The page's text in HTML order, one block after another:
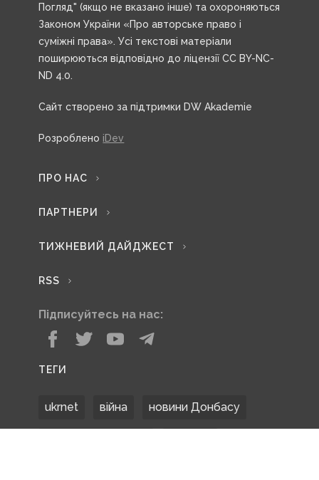
Погляд" (якщо не вказано інше) та охороняються
Законом України «Про авторське право і
суміжні права». Усі текстові матеріали
поширюються відповідно до ліцензії CC BY-NC-
ND 4.0.
Сайт створено за підтримки DW Akademie
Розроблено iDev
ПРО НАС
ПАРТНЕРИ
ТИЖНЕВИЙ ДАЙДЖЕСТ
RSS
Підписуйтесь на нас:
ТЕГИ
ukrnet війна новини Донбасу